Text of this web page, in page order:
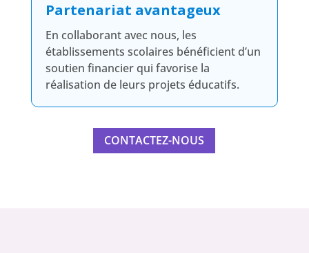
Partenariat avantageux
En collaborant avec nous, les
établissements scolaires bénéficient d’un
soutien financier qui favorise la
réalisation de leurs projets éducatifs.
CONTACTEZ-NOUS